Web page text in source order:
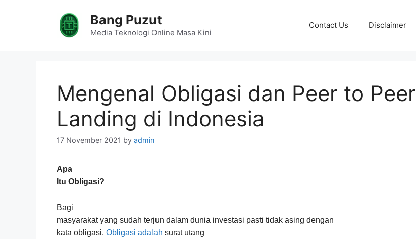
Bang Puzut
Media Teknologi Online Masa Kini
Contact Us Disclaimer
Mengenal Obligasi dan Peer to Peer
Landing di Indonesia
17 November 2021 by admin
Apa
Itu Obligasi?
Bagi
masyarakat yang sudah terjun dalam dunia investasi pasti tidak asing dengan
kata obligasi. Obligasi adalah surat utang